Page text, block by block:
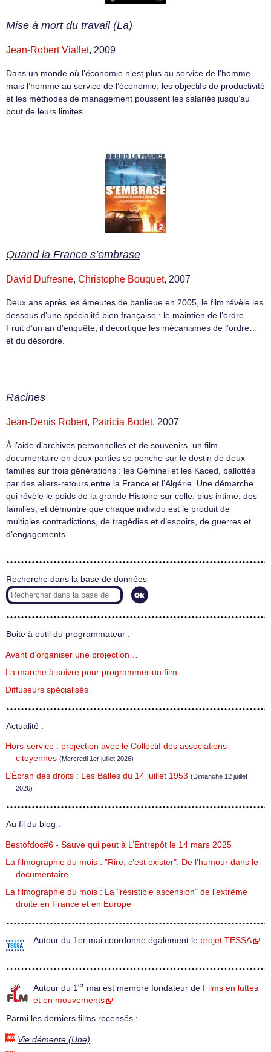
Mise à mort du travail (La)
Jean-Robert Viallet, 2009
Dans un monde où l’économie n’est plus au service de l’homme
mais l’homme au service de l’économie, les objectifs de productivité
et les méthodes de management poussent les salariés jusqu’au
bout de leurs limites.
Quand la France s’embrase
David Dufresne, Christophe Bouquet, 2007
Deux ans après les émeutes de banlieue en 2005, le film révèle les
dessous d’une spécialité bien française : le maintien de l’ordre.
Fruit d’un an d’enquête, il décortique les mécanismes de l’ordre…
et du désordre.
Racines
Jean-Denis Robert, Patricia Bodet, 2007
À l’aide d’archives personnelles et de souvenirs, un film
documentaire en deux parties se penche sur le destin de deux
familles sur trois générations : les Géminel et les Kaced, ballottés
par des allers-retours entre la France et l’Algérie. Une démarche
qui révèle le poids de la grande Histoire sur celle, plus intime, des
familles, et démontre que chaque individu est le produit de
multiples contradictions, de tragédies et d’espoirs, de guerres et
d’engagements.
Recherche dans la base de données
Boite à outil du programmateur :
Avant d’organiser une projection…
La marche à suivre pour programmer un film
Diffuseurs spécialisés
Actualité :
Hors-service : projection avec le Collectif des associations
citoyennes (Mercredi 1er juillet 2026)
L’Écran des droits : Les Balles du 14 juillet 1953 (Dimanche 12 juillet
2026)
Au fil du blog :
Bestofdoc#6 - Sauve qui peut à L’Entrepôt le 14 mars 2025
La filmographie du mois : "Rire, c’est exister". De l’humour dans le
documentaire
La filmographie du mois : La "résistible ascension" de l’extrême
droite en France et en Europe
Autour du 1er mai coordonne également le projet TESSA
Autour du 1 er mai est membre fondateur de Films en luttes
et en mouvements
Parmi les derniers films recensés :
Vie démente (Une)